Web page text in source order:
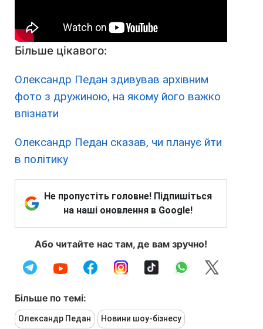
Більше цікавого:
Олександр Педан здивував архівним
фото з дружиною, на якому його важко
впізнати
Олександр Педан сказав, чи планує йти
в політику
Не пропустіть головне! Підпишіться
на наші оновлення в Google!
Або читайте нас там, де вам зручно!
Більше по темі:
Олександр Педан Новини шоу-бізнесу